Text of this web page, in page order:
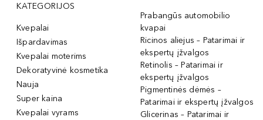
KATEGORIJOS
Kvepalai
Išpardavimas
Kvepalai moterims
Dekoratyvinė kosmetika
Nauja
Super kaina
Kvepalai vyrams
Prabangūs automobilio
kvapai
Ricinos aliejus – Patarimai ir
ekspertų įžvalgos
Retinolis – Patarimai ir
ekspertų įžvalgos
Pigmentinės dėmės –
Patarimai ir ekspertų įžvalgos
Glicerinas – Patarimai ir